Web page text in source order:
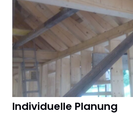
Individuelle Planung